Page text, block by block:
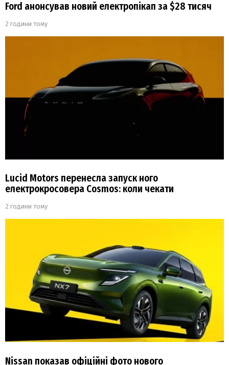
Ford анонсував новий електропікап за $28 тисяч
2 години тому
Lucid Motors перенесла запуск ного
електрокросовера Cosmos: коли чекати
2 години тому
Nissan показав офіційні фото нового